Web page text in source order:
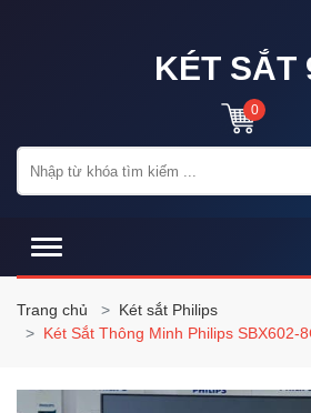
KÉT SẮT
0
Trang chủ
Két sắt Philips
Két Sắt Thông Minh Philips SBX602-